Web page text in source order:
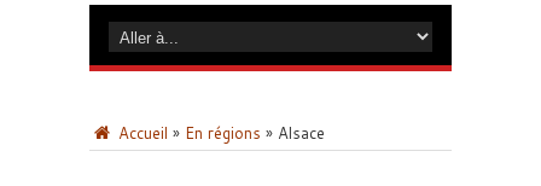
Accueil » En régions » Alsace